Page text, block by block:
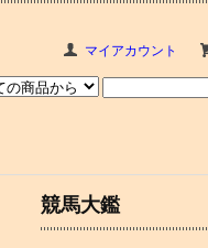
マイアカウント
競馬大鑑